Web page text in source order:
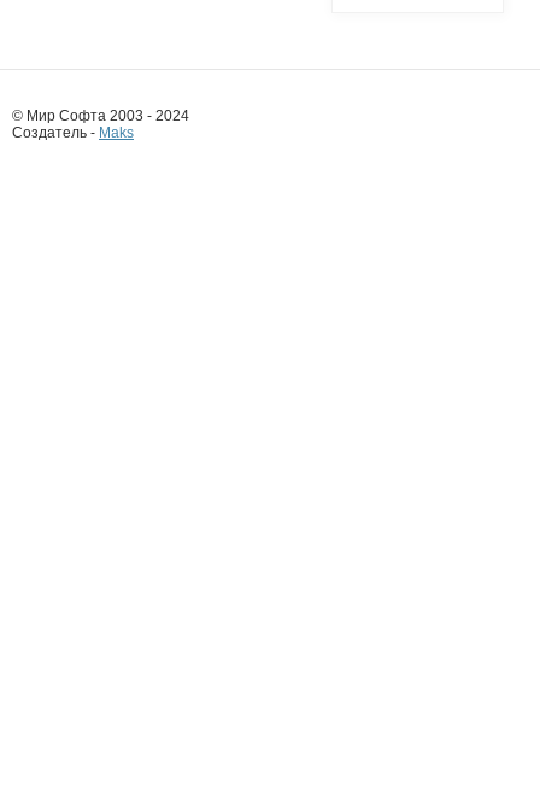
© Мир Софта 2003 - 2024
Создатель - Maks